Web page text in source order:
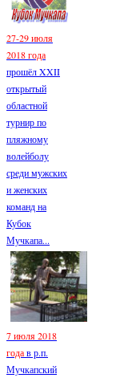
27-29 июля
2018 года
прошёл XXII
открытый
областной
турнир по
пляжному
волейболу
среди мужских
и женских
команд на
Кубок
Мучкапа...
7 июля 2018
годав р.п.
Мучкапский